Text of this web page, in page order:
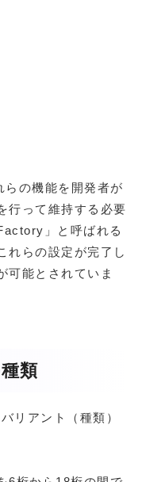
の機能を開発者が
行って維持する必要
」と呼ばれる
れらの設定が完了し
可能とされていま
類
リアント（種類）